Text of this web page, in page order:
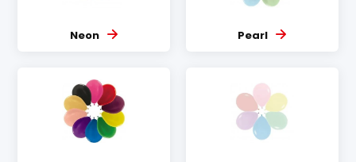
Neon Pearl